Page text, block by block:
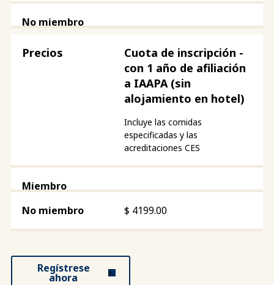
Cuota de inscripción -
con 1 año de afiliación
a IAAPA (sin
alojamiento en hotel)
Incluye las comidas
especificadas y las
acreditaciones CES
$ 4199.00
Regístrese
ahora